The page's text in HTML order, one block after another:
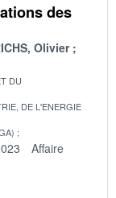
des
Olivier
DU
DE L'ENERGIE
Affaire